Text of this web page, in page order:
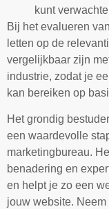
kunt
Bij het evalueren
letten op de
vergelijkbaar zijn
industrie, zodat je
kan bereiken op
Het grondig
een waardevolle
marketingbureau.
benadering en
en helpt je zo een
jouw website.